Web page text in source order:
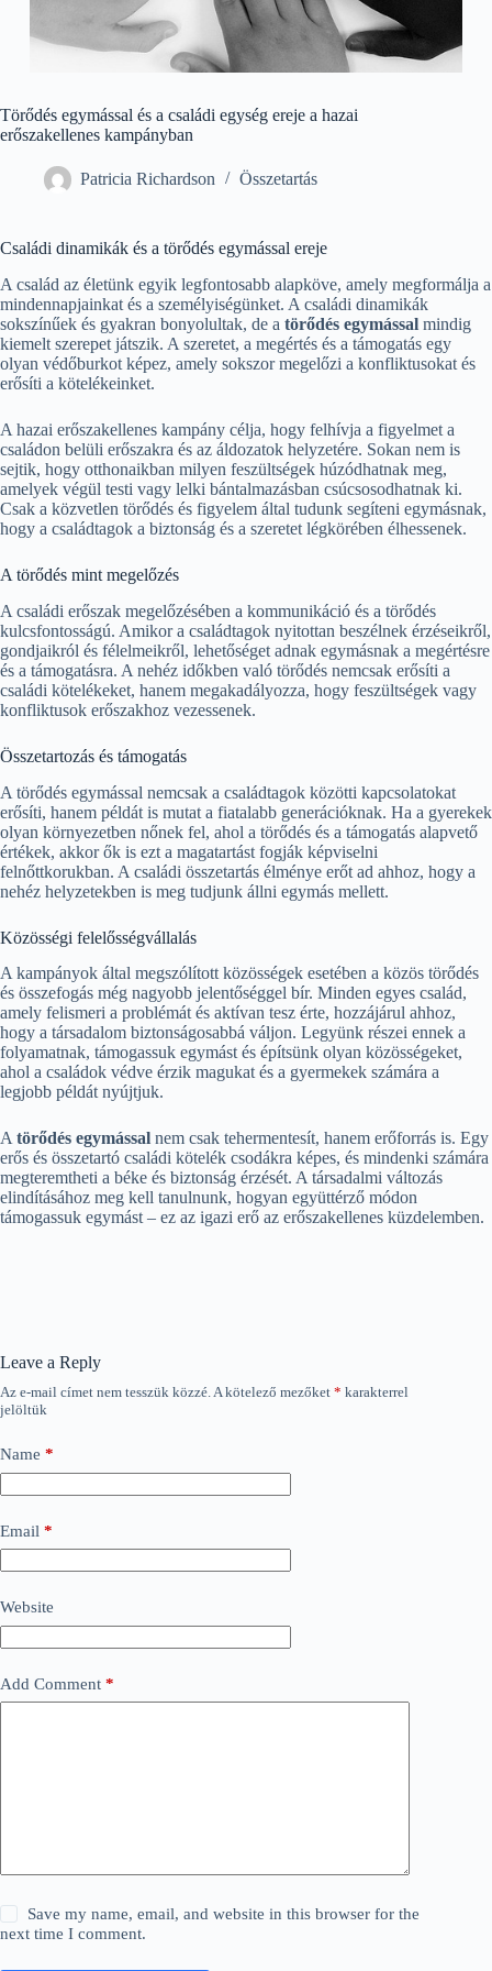
Törődés egymással és a családi egység ereje a hazai
erőszakellenes kampányban
Patricia Richardson Összetartás
Családi dinamikák és a törődés egymással ereje
A család az életünk egyik legfontosabb alapköve, amely megformálja a
mindennapjainkat és a személyiségünket. A családi dinamikák
sokszínűek és gyakran bonyolultak, de a törődés egymással mindig
kiemelt szerepet játszik. A szeretet, a megértés és a támogatás egy
olyan védőburkot képez, amely sokszor megelőzi a konfliktusokat és
erősíti a kötelékeinket.
A hazai erőszakellenes kampány célja, hogy felhívja a figyelmet a
családon belüli erőszakra és az áldozatok helyzetére. Sokan nem is
sejtik, hogy otthonaikban milyen feszültségek húzódhatnak meg,
amelyek végül testi vagy lelki bántalmazásban csúcsosodhatnak ki.
Csak a közvetlen törődés és figyelem által tudunk segíteni egymásnak,
hogy a családtagok a biztonság és a szeretet légkörében élhessenek.
A törődés mint megelőzés
A családi erőszak megelőzésében a kommunikáció és a törődés
kulcsfontosságú. Amikor a családtagok nyitottan beszélnek érzéseikről,
gondjaikról és félelmeikről, lehetőséget adnak egymásnak a megértésre
és a támogatásra. A nehéz időkben való törődés nemcsak erősíti a
családi kötelékeket, hanem megakadályozza, hogy feszültségek vagy
konfliktusok erőszakhoz vezessenek.
Összetartozás és támogatás
A törődés egymással nemcsak a családtagok közötti kapcsolatokat
erősíti, hanem példát is mutat a fiatalabb generációknak. Ha a gyerekek
olyan környezetben nőnek fel, ahol a törődés és a támogatás alapvető
értékek, akkor ők is ezt a magatartást fogják képviselni
felnőttkorukban. A családi összetartás élménye erőt ad ahhoz, hogy a
nehéz helyzetekben is meg tudjunk állni egymás mellett.
Közösségi felelősségvállalás
A kampányok által megszólított közösségek esetében a közös törődés
és összefogás még nagyobb jelentőséggel bír. Minden egyes család,
amely felismeri a problémát és aktívan tesz érte, hozzájárul ahhoz,
hogy a társadalom biztonságosabbá váljon. Legyünk részei ennek a
folyamatnak, támogassuk egymást és építsünk olyan közösségeket,
ahol a családok védve érzik magukat és a gyermekek számára a
legjobb példát nyújtjuk.
Atörődés egymással nem csak tehermentesít, hanem erőforrás is. Egy
erős és összetartó családi kötelék csodákra képes, és mindenki számára
megteremtheti a béke és biztonság érzését. A társadalmi változás
elindításához meg kell tanulnunk, hogyan együttérző módon
támogassuk egymást – ez az igazi erő az erőszakellenes küzdelemben.
Leave a Reply
Az e-mail címet nem tesszük közzé.A kötelező mezőket * karakterrel
jelöltük
Name *
Email *
Website
Add Comment *
Save my name, email, and website in this browser for the
next time I comment.